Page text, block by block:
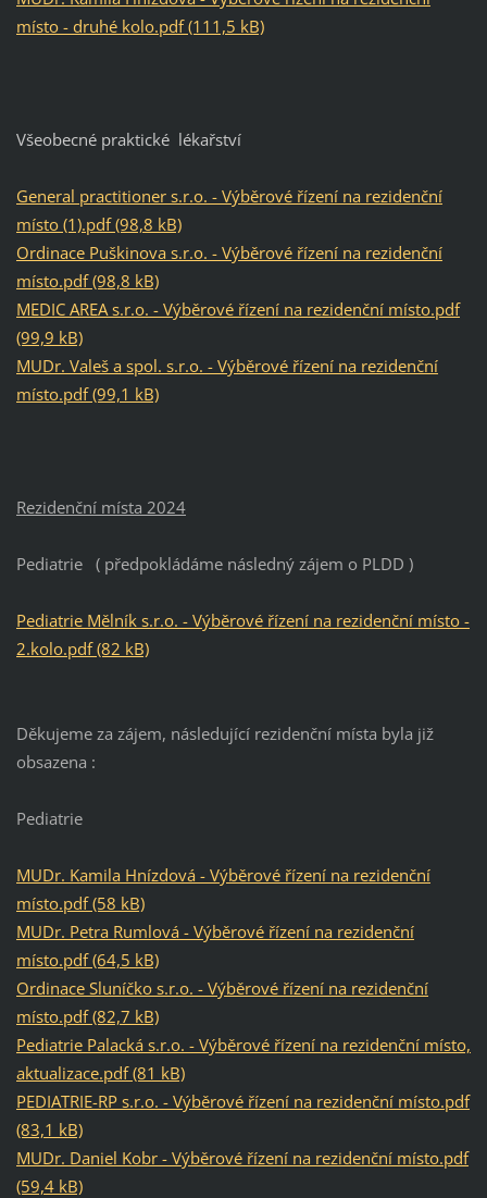
místo - druhé kolo.pdf (111,5 kB)
Všeobecné praktické lékařství
General practitioner s.r.o. - Výběrové řízení na rezidenční
místo (1).pdf (98,8 kB)
Ordinace Puškinova s.r.o. - Výběrové řízení na rezidenční
místo.pdf (98,8 kB)
MEDIC AREA s.r.o. - Výběrové řízení na rezidenční místo.pdf
(99,9 kB)
MUDr. Valeš a spol. s.r.o. - Výběrové řízení na rezidenční
místo.pdf (99,1 kB)
Rezidenční místa 2024
Pediatrie ( předpokládáme následný zájem o PLDD )
Pediatrie Mělník s.r.o. - Výběrové řízení na rezidenční místo -
2.kolo.pdf (82 kB)
Děkujeme za zájem, následující rezidenční místa byla již
obsazena :
Pediatrie
MUDr. Kamila Hnízdová - Výběrové řízení na rezidenční
místo.pdf (58 kB)
MUDr. Petra Rumlová - Výběrové řízení na rezidenční
místo.pdf (64,5 kB)
Ordinace Sluníčko s.r.o. - Výběrové řízení na rezidenční
místo.pdf (82,7 kB)
Pediatrie Palacká s.r.o. - Výběrové řízení na rezidenční místo,
aktualizace.pdf (81 kB)
PEDIATRIE-RP s.r.o. - Výběrové řízení na rezidenční místo.pdf
(83,1 kB)
MUDr. Daniel Kobr - Výběrové řízení na rezidenční místo.pdf
(59,4 kB)